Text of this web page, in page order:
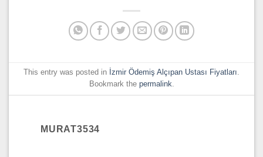
This entry was posted in İzmir Ödemiş Alçıpan Ustası Fiyatları.
Bookmark the permalink.
MURAT3534